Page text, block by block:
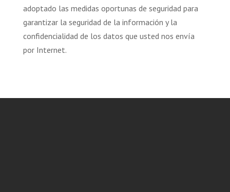
adoptado las medidas oportunas de seguridad para
garantizar la seguridad de la información y la
confidencialidad de los datos que usted nos envía
por Internet.